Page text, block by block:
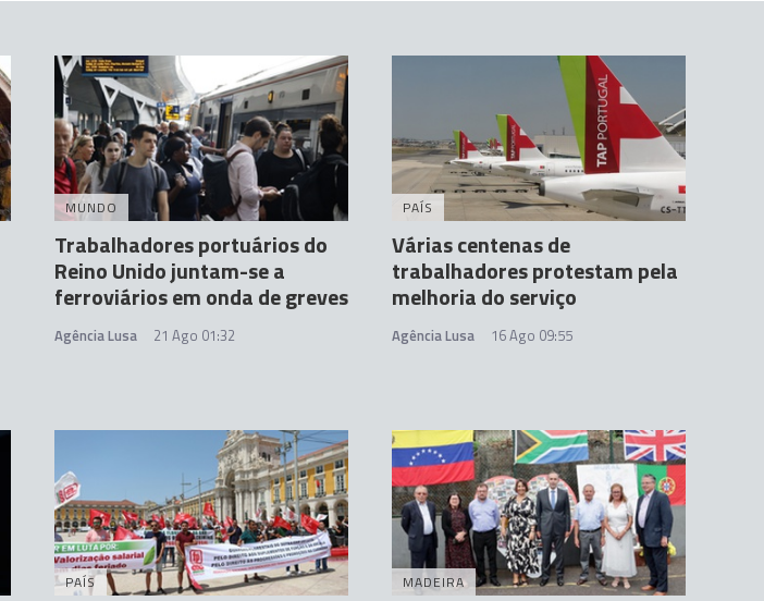
MUNDO
Trabalhadores portuários do
Reino Unido juntam-se a
ferroviários em onda de greves
Agência Lusa 21 Ago 01:32
PAÍS
Várias centenas de
trabalhadores protestam pela
melhoria do serviço
Agência Lusa 16 Ago 09:55
PAÍS MADEIRA